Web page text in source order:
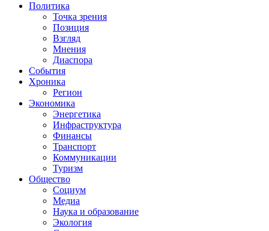
Политика
Точка зрения
Позиция
Взгляд
Мнения
Диаспора
События
Хроника
Регион
Экономика
Энергетика
Инфраструктура
Финансы
Транспорт
Коммуникации
Туризм
Общество
Социум
Медиа
Наука и образование
Экология